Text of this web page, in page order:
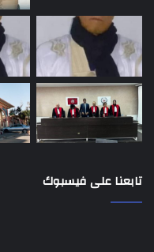
تابعنا على فيسبوك